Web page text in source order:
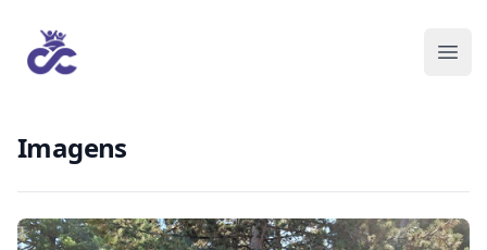
Imagens